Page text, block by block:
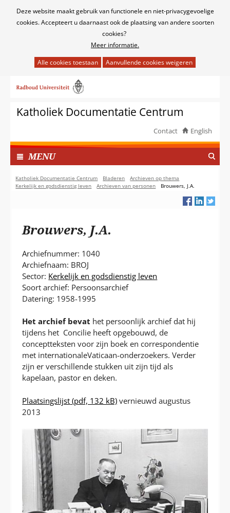
Cookies
Deze website maakt gebruik van functionele en niet-privacygevoelige
cookies. Accepteert u daarnaast ook de plaatsing van andere soorten
cookies?
Meer informatie.
het
van
cookies
deze
website
worden
toegestaan
of
naar
inhoudKatholiek Documentatie Centrum
Contact English
MENUI
N
G
E
P
Katholiek Documentatie Centrum Bladeren
Archieven op thema
Kerkelijk en godsdienstig leven
Archieven van personen Brouwers, J.A.
Brouwers, J.A.
Archiefnummer: 1040
Archiefnaam: BROJ
Sector: Kerkelijk en godsdienstig leven
Soort archief: Persoonsarchief
Datering: 1958-1995
Het archief bevat het persoonlijk archief dat hij
tijdens het Concilie heeft opgebouwd, de
conceptteksten voor zijn boek en correspondentie
met internationaleVaticaan-onderzoekers. Verder
zijn er verschillende stukken uit zijn tijd als
kapelaan, pastor en deken.
Plaatsingslijst (pdf, 132 kB) vernieuwd augustus
2013